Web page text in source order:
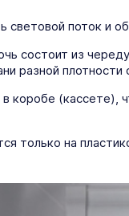
световой поток
состоит из
плотности
коробе (кассете),
только на